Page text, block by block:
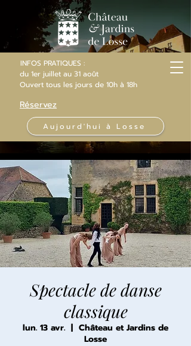
INFOS PRATIQUES :
du 1er juillet au 31 août
Ouvert tous les jours de 10h à 18h
Réservez
Aujourd'hui à Losse
Spectacle de danse
classique
lun. 13 avr.
  |
Château et Jardins de
Losse